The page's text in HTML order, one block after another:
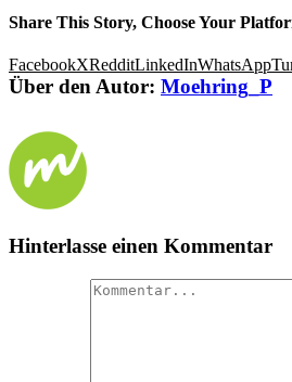
Share This Story, Choose Your
FacebookXRedditLinkedInWhatsApp
Über den Autor: Moehring_P
Hinterlasse einen Kommentar